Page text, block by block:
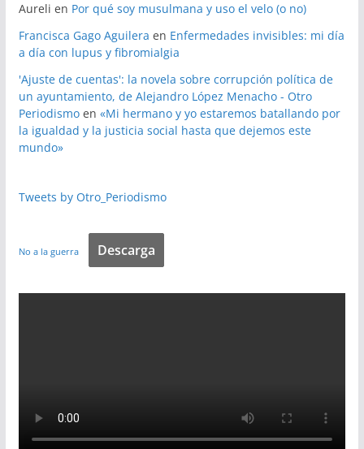
Aureli en Por qué soy musulmana y uso el velo (o no)
Francisca Gago Aguilera en Enfermedades invisibles: mi día
a día con lupus y fibromialgia
'Ajuste de cuentas': la novela sobre corrupción política de
un ayuntamiento, de Alejandro López Menacho - Otro
Periodismoen «Mi hermano y yo estaremos batallando por
la igualdad y la justicia social hasta que dejemos este
mundo»
Tweets by Otro_Periodismo
No a la guerra Descarga